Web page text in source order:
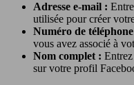
Adresse e-mail :
utilisée pour créer
Numéro de
vous avez associé à
Nom complet :
sur votre profil